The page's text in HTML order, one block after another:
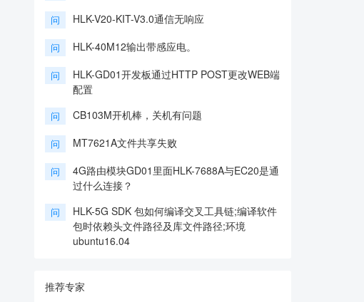
问 HLK-V20-KIT-V3.0通信无响应
问 HLK-40M12输出带感应电。
问
HLK-GD01开发板通过HTTP POST更改WEB端
配置
问 CB103M开机棒，关机有问题
问 MT7621A文件共享失败
问
4G路由模块GD01里面HLK-7688A与EC20是通
过什么连接？
问
HLK-5G SDK 包如何编译交叉工具链;编译软件
包时依赖头文件路径及库文件路径;环境
ubuntu16.04
推荐专家